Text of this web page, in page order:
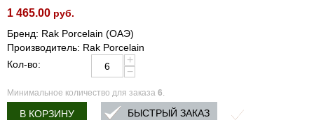
1 465.00 руб.
Бренд: Rak Porcelain (ОАЭ)
Производитель: Rak Porcelain
Кол-во:
+
−
Минимальное количество для заказа 6.
В КОРЗИНУ БЫСТРЫЙ ЗАКАЗ